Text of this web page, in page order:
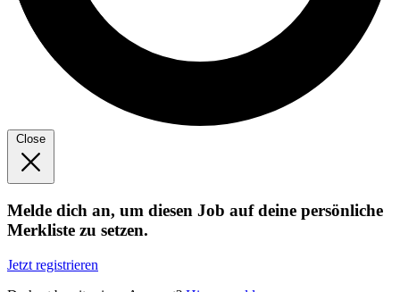
Close
Melde dich an, um diesen Job auf deine persönliche
Merkliste zu setzen.
Jetzt registrieren